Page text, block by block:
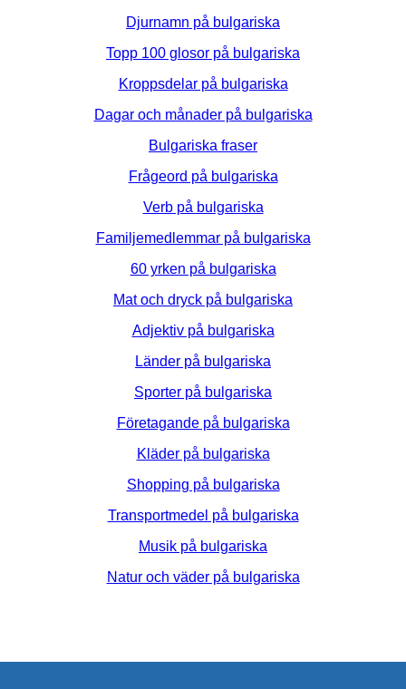
Djurnamn på bulgariska
Topp 100 glosor på bulgariska
Kroppsdelar på bulgariska
Dagar och månader på bulgariska
Bulgariska fraser
Frågeord på bulgariska
Verb på bulgariska
Familjemedlemmar på bulgariska
60 yrken på bulgariska
Mat och dryck på bulgariska
Adjektiv på bulgariska
Länder på bulgariska
Sporter på bulgariska
Företagande på bulgariska
Kläder på bulgariska
Shopping på bulgariska
Transportmedel på bulgariska
Musik på bulgariska
Natur och väder på bulgariska